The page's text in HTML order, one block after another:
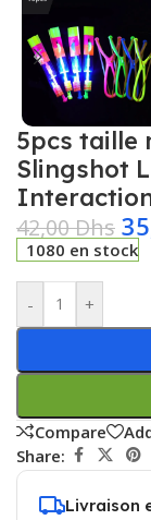
5pcs taille
Slingshot
42,00Dhs
1080 en stock
- +
Compare
Share:
Livraison